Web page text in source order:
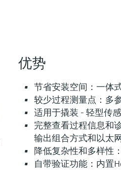
优势
节省安装空间：一体
较少过程测量点：多
适用于撬装 - 轻型传
完整查看过程信息和
输出组合方式和以太
降低复杂性和多样性
自带验证功能：内置